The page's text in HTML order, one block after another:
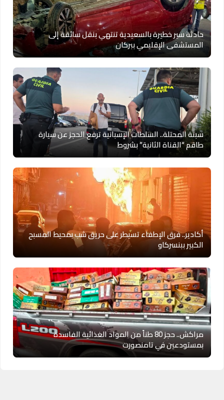
حادثة سير خطيرة بالسعيدية تنتهي بنقل سائقة إلى
المستشفى الإقليمي ببركان
سبتة المحتلة.. السلطات الإسبانية ترفع الحجز عن سيارة
طاقم “القناة الثانية” بشروط
أكادير.. فرق الإطفاء تسيطر على حريق شب بمحيط المسبح
الكبير ببنسركاو
مراكش.. حجز 80 طناً من المواد الغذائية الفاسدة
بمستودعين في تامنصورت